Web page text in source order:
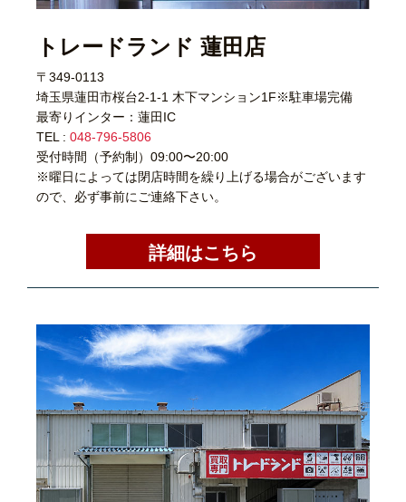
トレードランド 蓮田店
〒349-0113
埼玉県蓮田市桜台2-1-1 木下マンション1F※駐車場完備
最寄りインター：蓮田IC
TEL : 048-796-5806
受付時間（予約制）09:00〜20:00
※曜日によっては閉店時間を繰り上げる場合がございます
ので、必ず事前にご連絡下さい。
詳細はこちら